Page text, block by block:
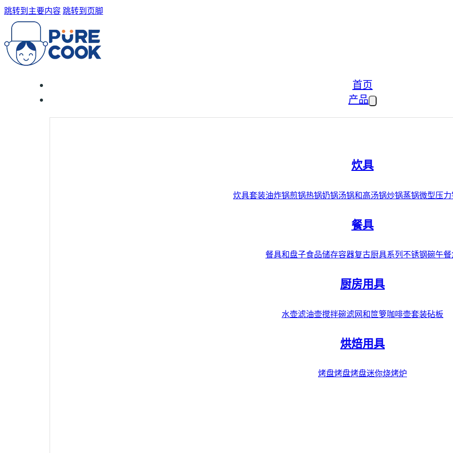
跳转到主要内容 跳转到页脚
首页
产品
炊具
炊具套装油炸锅煎锅热锅奶锅汤锅和高汤锅炒锅蒸锅微型压力
餐具
餐具和盘子食品储存容器复古厨具系列 不锈钢碗午餐
厨房用具
水壶滤油壶搅拌碗滤网和笸箩咖啡壶套装砧板
烘焙用具
烤盘烤盘烤盘迷你烧烤炉